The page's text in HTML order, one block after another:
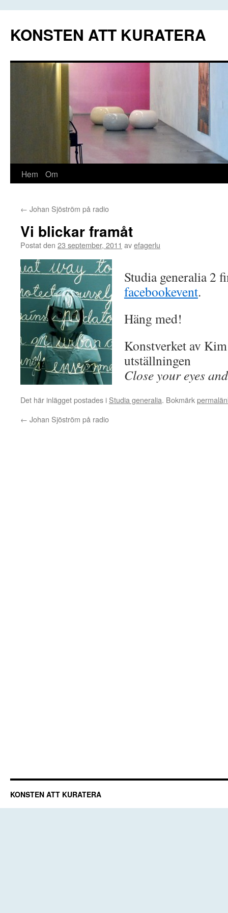
innehåll
KONSTEN ATT KURATERA
Hem Om
← Johan Sjöström på radio
Vi blickar framåt
Postat den 23 september, 2011 avefagerlu
Studia generalia 2
facebookevent.
Häng med!
Konstverket av
utställningen
Close your eyes
Det här inlägget postades i Studia generalia. Bokmärk
← Johan Sjöström på radio
KONSTEN ATT KURATERA